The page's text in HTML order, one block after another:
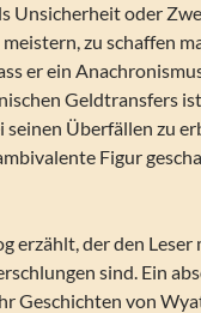
Unsicherheit oder
zu schaffen
er ein
Geldtransfers
seinen Überfällen zu
Figur
erzählt, der den
sind. Ein
Geschichten von